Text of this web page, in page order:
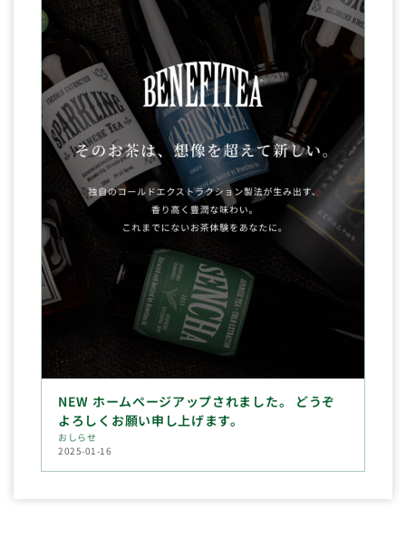
NEW ホームページアップされました。 どうぞ
よろしくお願い申し上げます。
おしらせ
2025-01-16